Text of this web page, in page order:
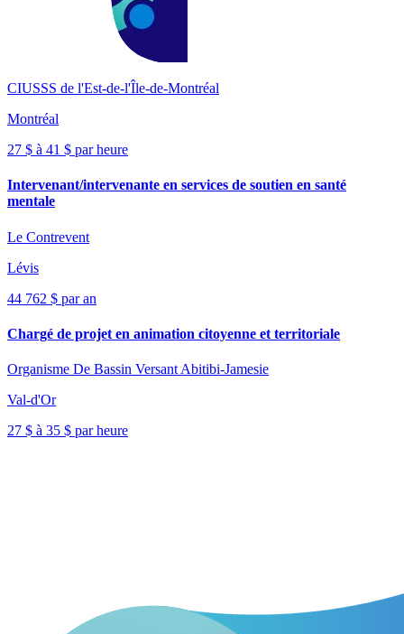
CIUSSS de l'Est-de-l'Île-de-Montréal
Montréal
27 $ à 41 $ par heure
Intervenant/intervenante en services de soutien en santé
mentale
Le Contrevent
Lévis
44 762 $ par an
Chargé de projet en animation citoyenne et territoriale
Organisme De Bassin Versant Abitibi-Jamesie
Val-d'Or
27 $ à 35 $ par heure